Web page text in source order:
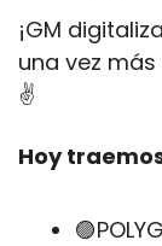
¡GM
una vez
✌️
Hoy
🟣